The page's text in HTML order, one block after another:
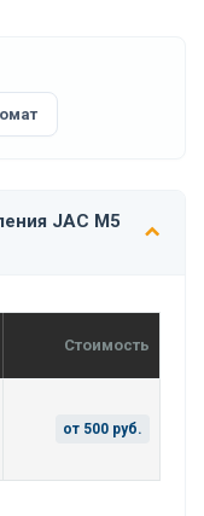
JAC M5
Стоимость
от 500 руб.